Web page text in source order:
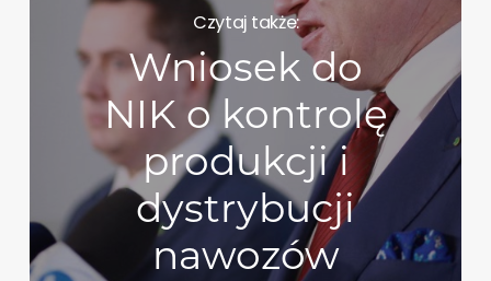
Czytaj także:
Wniosek do
NIK o kontrolę
produkcji i
dystrybucji
nawozów